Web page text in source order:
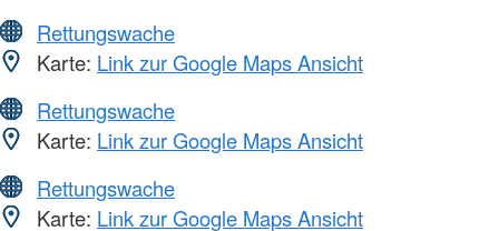
Rettungswache
Karte: Link zur Google Maps Ansicht
Rettungswache
Karte: Link zur Google Maps Ansicht
Rettungswache
Karte: Link zur Google Maps Ansicht